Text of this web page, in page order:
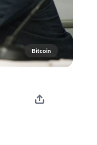
Bitcoin